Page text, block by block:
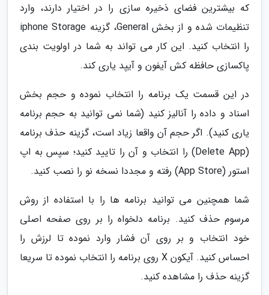
که بیشترین فضای ذخیره سازی را در اختیار دارند، وارد
تنظیمات شده و از بخش General، گزینه iphone Storage
را انتخاب کنید. این کار می تواند به شما در اولویت بندی
پاکسازی حافظه کش آیفون و آیپد یاری کند.
در این قسمت یک برنامه را انتخاب نموده و حجم بخش
اسناد و داده را آنالیز کنید (شما نمی توانید به حجم برنامه
یاری کنید). اگر حجم آن واقعا زیاد است، گزینه حذف برنامه
(Delete App) را انتخاب و آن را تایید کنید؛ سپس به اپ
استور (App Store) رفته و مجددا نسخه نو را نصب کنید.
شما همچنین می توانید برنامه ها را با استفاده از روش
مرسوم حذف کنید. برنامه دلخواه را بر روی صفحه اصلی
خود انتخاب و بر روی آن فشار وارد نموده تا لرزش را
احساس کنید. آیکون X روی برنامه را انتخاب نموده تا سریعا
گزینه حذف را مشاهده کنید.